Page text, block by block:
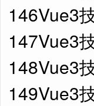
146Vue3
147Vue3
148Vue3
149Vue3